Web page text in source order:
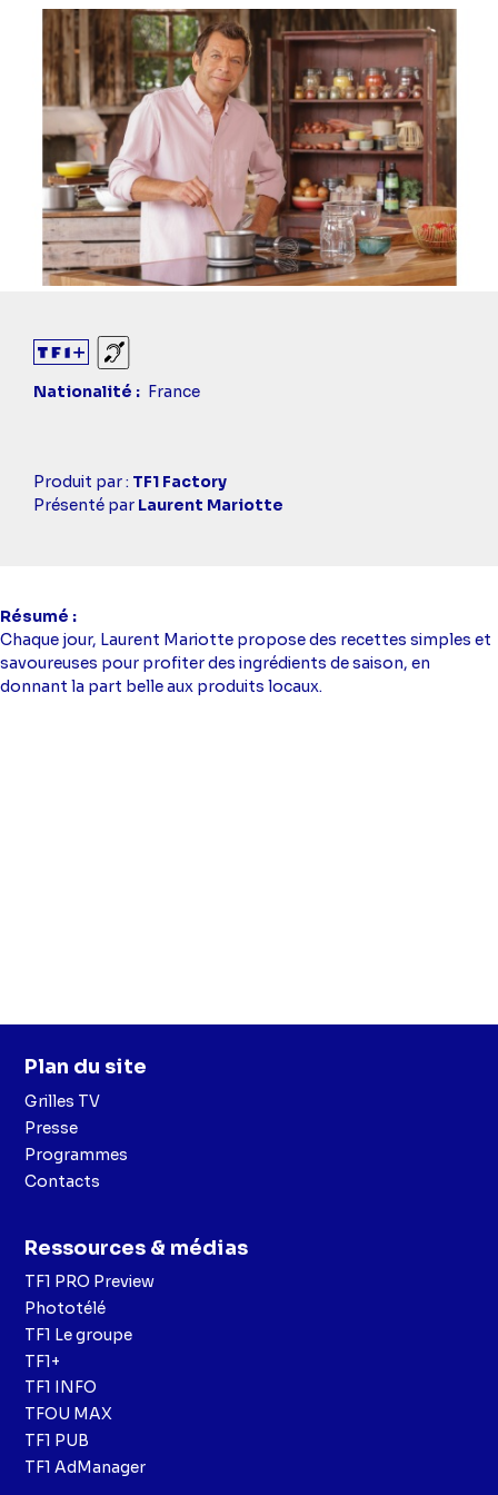
Sourds et malentendants
Nationalité
France
Casting
simba
Produit par : TF1 Factory
Présenté par Laurent Mariotte
Résumé
Chaque jour, Laurent Mariotte propose des recettes simples et
savoureuses pour profiter des ingrédients de saison, en
donnant la part belle aux produits locaux.
Plan du site
Grilles TV
Presse
Programmes
Contacts
Ressources & médias
TF1 PRO Preview
Phototélé
TF1 Le groupe
TF1+
TF1 INFO
TFOU MAX
TF1 PUB
TF1 AdManager